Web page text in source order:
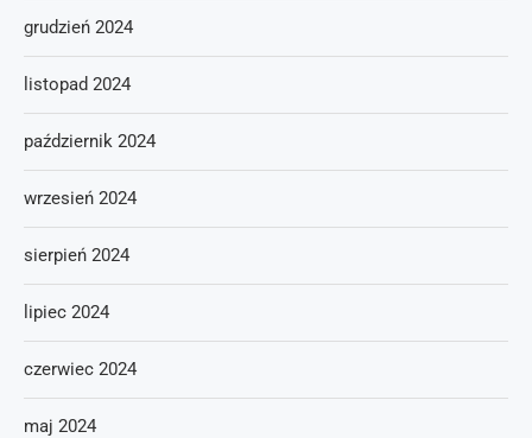
grudzień 2024
listopad 2024
październik 2024
wrzesień 2024
sierpień 2024
lipiec 2024
czerwiec 2024
maj 2024